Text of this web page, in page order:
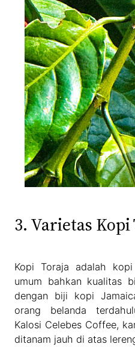
3. Varietas
Kopi Toraja adalah
umum bahkan kualitas
dengan biji kopi
orang belanda
Kalosi Celebes Coffee,
ditanam jauh di atas